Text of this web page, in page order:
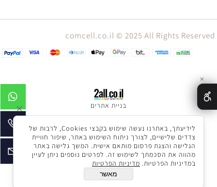
comcell.co.il © 2025 All Rights Reserved
בניית אתרים
✕
לידיעתך, באתרנו נעשה שימוש בקבצי Cookies, לרבות של
צדדים שלישיים, לצורך ניתוח השימוש באתר, שיפור חוויית
הגלישה והצגת פרסום מותאם אישית. המשך גלישה באתר
מהווה את הסכמתך לשימוש זה. לפרטים נוספים ניתן לעיין
במדיניות הפרטיות. מדיניות הפרטיות
מאשר